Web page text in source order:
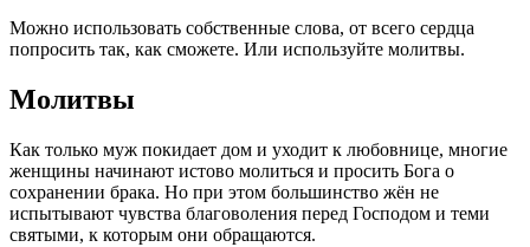
Можно использовать собственные слова, от всего сердца
попросить так, как сможете. Или используйте молитвы.
Молитвы
Как только муж покидает дом и уходит к любовнице, многие
женщины начинают истово молиться и просить Бога о
сохранении брака. Но при этом большинство жён не
испытывают чувства благоволения перед Господом и теми
святыми, к которым они обращаются.